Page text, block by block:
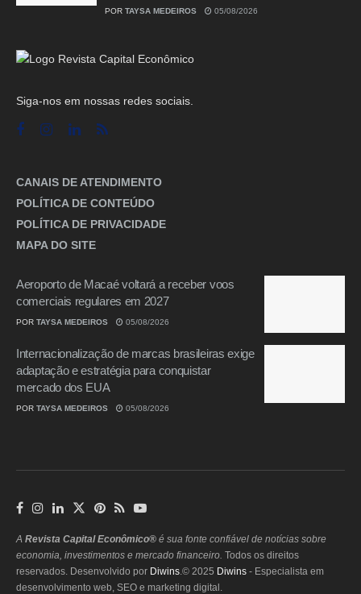
POR TAYSA MEDEIROS 05/08/2026
Siga-nos em nossas redes sociais.
CANAIS DE ATENDIMENTO
POLÍTICA DE CONTEÚDO
POLÍTICA DE PRIVACIDADE
MAPA DO SITE
Aeroporto de Macaé voltará a receber voos
comerciais regulares em 2027
POR TAYSA MEDEIROS 05/08/2026
Internacionalização de marcas brasileiras exige
adaptação e estratégia para conquistar
mercado dos EUA
POR TAYSA MEDEIROS 05/08/2026
A Revista Capital Econômico® é sua fonte confiável de notícias sobre
economia, investimentos e mercado financeiro. Todos os direitos
reservados. Desenvolvido por Diwins .© 2025 Diwins - Especialista em
desenvolvimento web, SEO e marketing digital.